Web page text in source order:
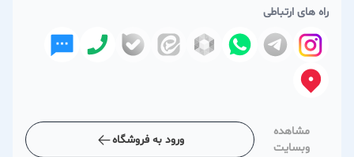
راه های ارتباطی
مشاهده
وبسایت
ورود به فروشگاه